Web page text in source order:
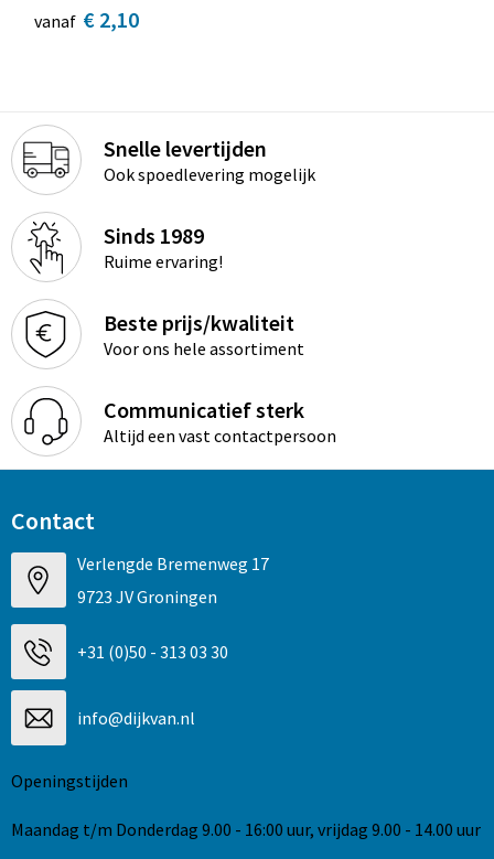
vanaf € 2,10
Snelle levertijden
Ook spoedlevering mogelijk
Sinds 1989
Ruime ervaring!
Beste prijs/kwaliteit
Voor ons hele assortiment
Communicatief sterk
Altijd een vast contactpersoon
Contact
Verlengde Bremenweg 17
9723 JV Groningen
+31 (0)50 - 313 03 30
info@dijkvan.nl
Openingstijden
Maandag t/m Donderdag 9.00 - 16:00 uur, vrijdag 9.00 - 14.00 uur